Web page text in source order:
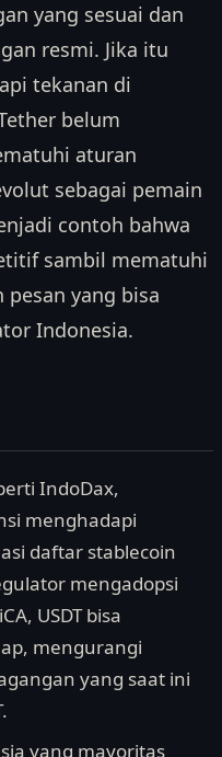
yang sesuai dan
resmi. Jika itu
tekanan di
belum
aturan
sebagai pemain
contoh bahwa
sambil mematuhi
yang bisa
Indonesia.
IndoDax,
menghadapi
daftar stablecoin
mengadopsi
USDT bisa
mengurangi
yang saat ini
yang mayoritas